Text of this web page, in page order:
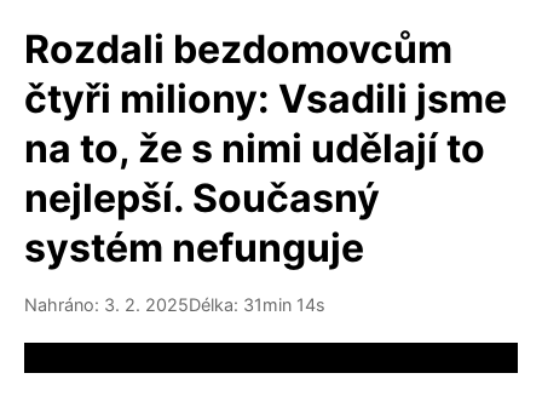
Rozdali bezdomovcům
čtyři miliony: Vsadili jsme
na to, že s nimi udělají to
nejlepší. Současný
systém nefunguje
Nahráno: 3. 2. 2025Délka: 31min 14s